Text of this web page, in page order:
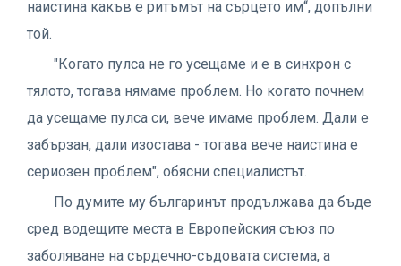
наистина какъв е ритъмът на сърцето им“, допълни
той.
"Когато пулса не го усещаме и е в синхрон с
тялото, тогава нямаме проблем. Но когато почнем
да усещаме пулса си, вече имаме проблем. Дали е
забързан, дали изостава - тогава вече наистина е
сериозен проблем", обясни специалистът.
По думите му българинът продължава да бъде
сред водещите места в Европейския съюз по
заболяване на сърдечно-съдовата система, а